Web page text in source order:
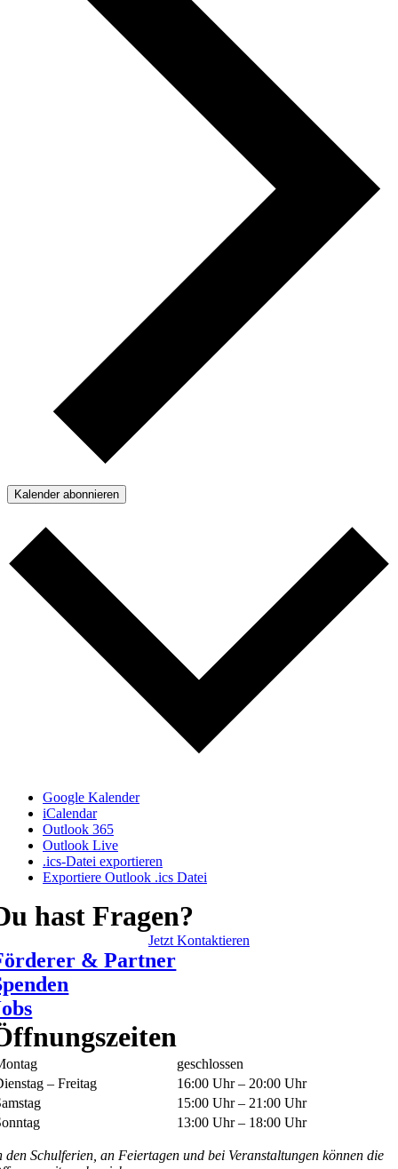
Kalender abonnieren
Google Kalender
iCalendar
Outlook 365
Outlook Live
.ics-Datei exportieren
Exportiere Outlook .ics Datei
hast Fragen?
Jetzt Kontaktieren
& Partner
geschlossen
– Freitag
16:00 Uhr – 20:00 Uhr
15:00 Uhr – 21:00 Uhr
13:00 Uhr – 18:00 Uhr
den Schulferien, an Feiertagen und bei Veranstaltungen können die